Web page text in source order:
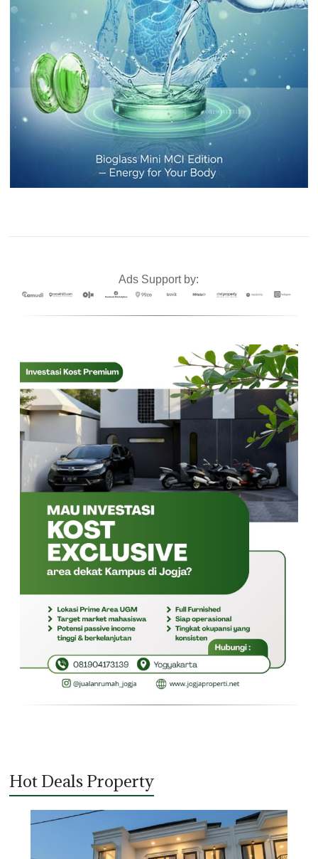
Ads Support by:
Hot Deals Property